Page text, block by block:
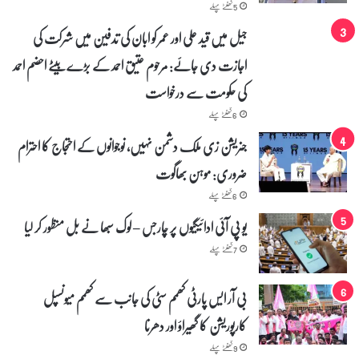
5 گھنٹے پہلے
جیل میں قید علی اور عمر کو ابان کی تدفین میں شرکت کی
اجازت دی جائے: مرحوم عتیق احمد کے بڑے بیٹے احضم احمد
کی حکومت سے درخواست
6 گھنٹے پہلے
جنریشن زی ملک دشمن نہیں، نوجوانوں کے احتجاج کا احترام
ضروری: موہن بھاگوت
6 گھنٹے پہلے
یو پی آئی ادائیگیوں پر چارجس – لوک سبھا نے بل منظور کر لیا
7 گھنٹے پہلے
بی آر ایس پارٹی کھمم سٹی کی جانب سے کھمم میونسپل
کارپوریشن کا گھیراؤ اور دھرنا
9 گھنٹے پہلے